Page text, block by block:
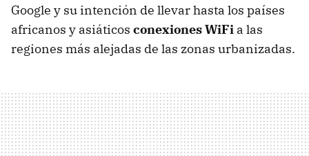
Google y su intención de llevar hasta los países
africanos y asiáticos conexiones WiFi a las
regiones más alejadas de las zonas urbanizadas.